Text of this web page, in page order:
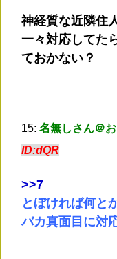
神経質な近隣住
一々対応してた
ておかない？
15: 名無しさん＠
ID:dQR
>>7
とぼければ何と
バカ真面目に対